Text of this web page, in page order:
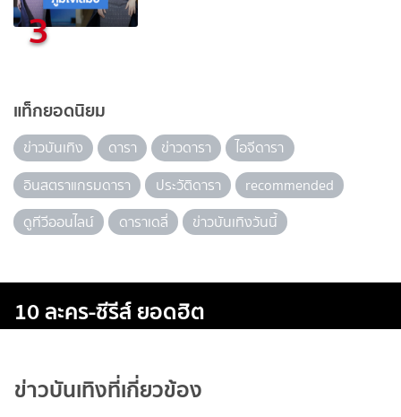
3
แท็กยอดนิยม
ข่าวบันเทิง ดารา ข่าวดารา
ไอจีดารา
อินสตราแกรมดารา
ประวัติดารา
recommended
ดูทีวีออนไลน์
ดาราเดลี่ ข่าวบันเทิงวันนี้
10 ละคร-ซีรีส์ ยอดฮิต
ข่าวบันเทิงที่เกี่ยวข้อง